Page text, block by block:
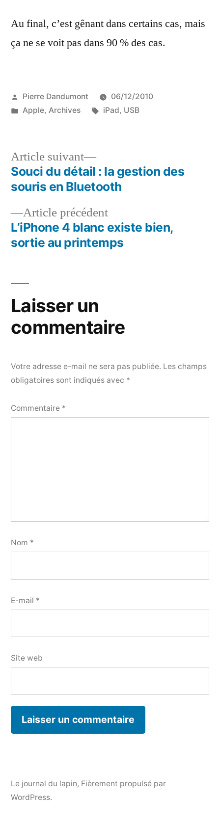
Au final, c’est gênant dans certains cas, mais
ça ne se voit pas dans 90 % des cas.
Publié
par
Pierre Dandumont
06/12/2010
Publié
Apple, Archives Étiquettes :
iPad, USB
Navigation
l’article
Article précédentArticle
précédent :
L’iPhone 4 blanc existe bien,
sortie au printemps
Article suivant
Article
suivant :
Souci du détail : la gestion des
souris en Bluetooth
Laisser un
commentaire
Votre adresse e-mail ne sera pas publiée. Les champs
obligatoires sont indiqués avec *
Commentaire *
Nom *
E-mail *
Site web
Le journal du lapin, Fièrement propulsé par
WordPress.